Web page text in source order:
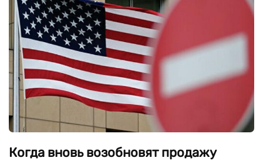
Когда вновь возобновят продажу